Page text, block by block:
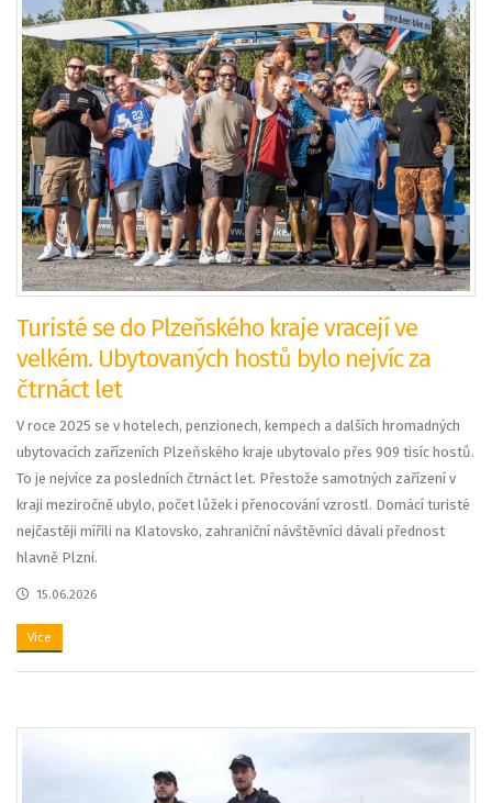
Turisté se do Plzeňského kraje vracejí ve
velkém. Ubytovaných hostů bylo nejvíc za
čtrnáct let
V roce 2025 se v hotelech, penzionech, kempech a dalších hromadných
ubytovacích zařízeních Plzeňského kraje ubytovalo přes 909 tisíc hostů.
To je nejvíce za posledních čtrnáct let. Přestože samotných zařízení v
kraji meziročně ubylo, počet lůžek i přenocování vzrostl. Domácí turisté
nejčastěji mířili na Klatovsko, zahraniční návštěvníci dávali přednost
hlavně Plzni.
15.06.2026
Více